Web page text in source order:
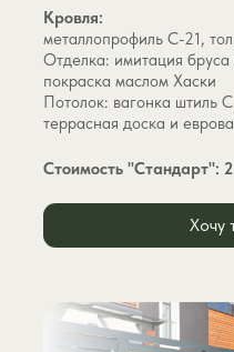
Стоимость "Стандарт":
Кровля:
металлопрофиль С-21,
Отделка: имитация
покраска маслом Хаски
Потолок: вагонка штиль
террасная доска и
Хочу